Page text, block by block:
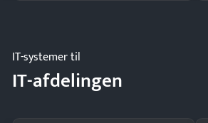
IT-systemer til
IT-afdelingen